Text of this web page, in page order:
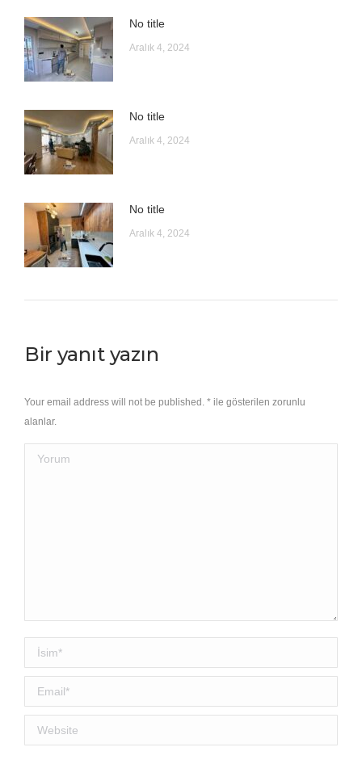
No title
Aralık 4, 2024
No title
Aralık 4, 2024
No title
Aralık 4, 2024
Bir yanıt yazın
Your email address will not be published. * ile gösterilen zorunlu
alanlar.
Yorum
İsim *
Email *
Website